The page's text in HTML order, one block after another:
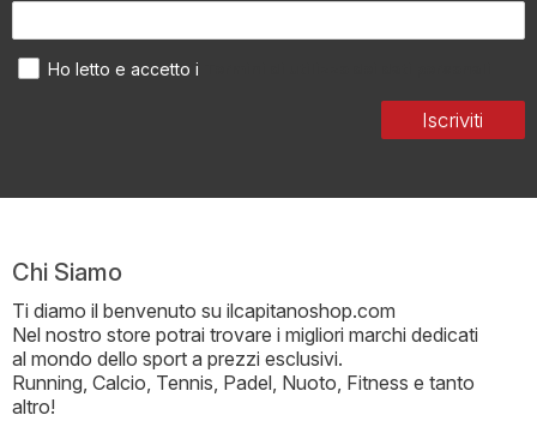
Iscriviti
Ho letto e accetto i
Chi Siamo
Ti diamo il benvenuto su ilcapitanoshop.com
Nel nostro store potrai trovare i migliori marchi dedicati
al mondo dello sport a prezzi esclusivi.
Running, Calcio, Tennis, Padel, Nuoto, Fitness e tanto
altro!